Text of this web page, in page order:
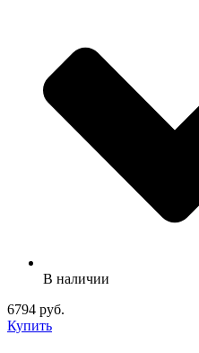
В наличии
6794 руб.
Купить